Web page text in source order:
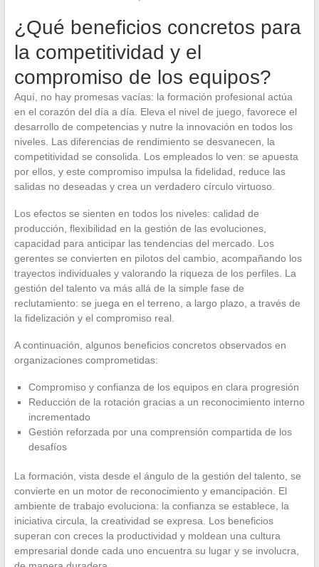
¿Qué beneficios concretos para
la competitividad y el
compromiso de los equipos?
Aquí, no hay promesas vacías: la formación profesional actúa
en el corazón del día a día. Eleva el nivel de juego, favorece el
desarrollo de competencias y nutre la innovación en todos los
niveles. Las diferencias de rendimiento se desvanecen, la
competitividad se consolida. Los empleados lo ven: se apuesta
por ellos, y este compromiso impulsa la fidelidad, reduce las
salidas no deseadas y crea un verdadero círculo virtuoso.
Los efectos se sienten en todos los niveles: calidad de
producción, flexibilidad en la gestión de las evoluciones,
capacidad para anticipar las tendencias del mercado. Los
gerentes se convierten en pilotos del cambio, acompañando los
trayectos individuales y valorando la riqueza de los perfiles. La
gestión del talento va más allá de la simple fase de
reclutamiento: se juega en el terreno, a largo plazo, a través de
la fidelización y el compromiso real.
A continuación, algunos beneficios concretos observados en
organizaciones comprometidas:
Compromiso y confianza de los equipos en clara progresión
Reducción de la rotación gracias a un reconocimiento interno
incrementado
Gestión reforzada por una comprensión compartida de los
desafíos
La formación, vista desde el ángulo de la gestión del talento, se
convierte en un motor de reconocimiento y emancipación. El
ambiente de trabajo evoluciona: la confianza se establece, la
iniciativa circula, la creatividad se expresa. Los beneficios
superan con creces la productividad y moldean una cultura
empresarial donde cada uno encuentra su lugar y se involucra,